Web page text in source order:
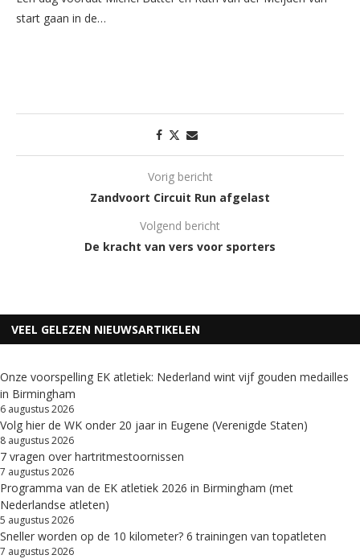
start gaan in de…
Vorig bericht
Zandvoort Circuit Run afgelast
Volgend bericht
De kracht van vers voor sporters
VEEL GELEZEN NIEUWSARTIKELEN
Onze voorspelling EK atletiek: Nederland wint vijf gouden medailles
in Birmingham
6 augustus 2026
Volg hier de WK onder 20 jaar in Eugene (Verenigde Staten)
8 augustus 2026
7 vragen over hartritmestoornissen
7 augustus 2026
Programma van de EK atletiek 2026 in Birmingham (met
Nederlandse atleten)
5 augustus 2026
Sneller worden op de 10 kilometer? 6 trainingen van topatleten
7 augustus 2026